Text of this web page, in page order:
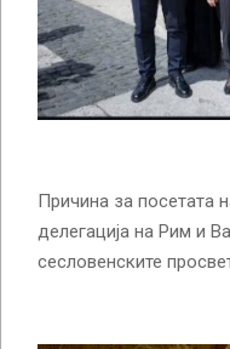
Причина за посетата
делегација на Рим и
сесловенските